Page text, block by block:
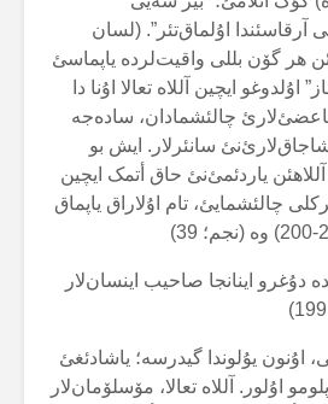
آرقاسئندا اۇلماق‌تئر”. (لسان
هر گۆن بللی واقیت‌لردە یاپماسئ
ایچین آللاە تعالا اۇنا دا
چالئشمادان، سادەجە
سانئرلار. ایش بو
یاردئمئ‌نئ حاق أتمک ایچین
چالئشمایئ، تام اۇلاراق یاپماق
دۇغرو اینانجا صاحیب اینسان‌لار
اۇنون یۇلوندا گیدرسە؛ یاشادئغئ
اۇلور. آللاە تعالا، مۆسلۆمان‌لار